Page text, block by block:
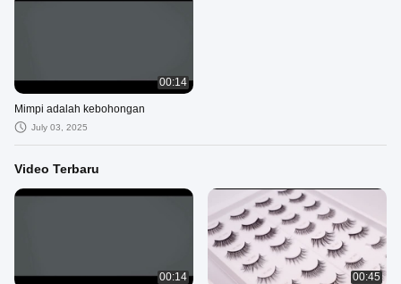
00:14
Mimpi adalah kebohongan
July 03, 2025
Video Terbaru
00:14 00:45